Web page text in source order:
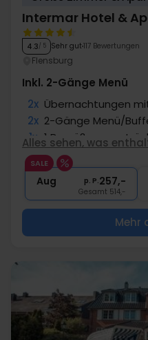
Intermar Hotel &
4.3/ 5 Sehr gut 117 Bewertungen
Flensburg
Inkl. 2-Gänge Menü
2x Übernachtungen
2x 2-Gänge Menü/
1x 1
1x Fl. Wein zur Abreise
1x Nutzung Sauna
Alles sehen, was
SALE
Aug p. P.257,-
Gesamt 514,-
Mehr